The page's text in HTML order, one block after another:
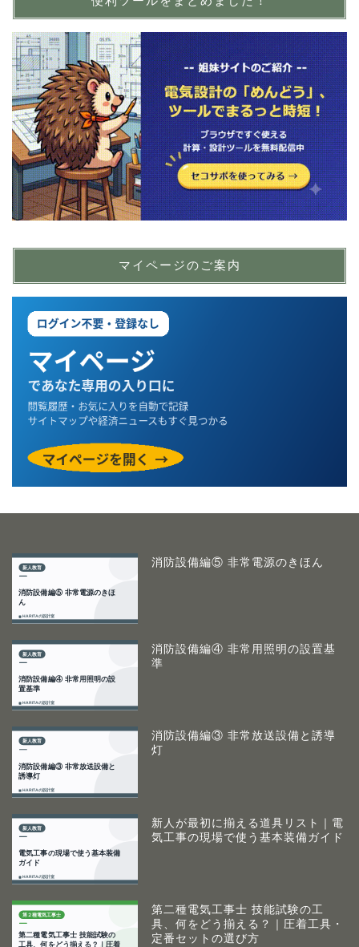
マイページのご案内
消防設備編⑤ 非常電源のきほん
消防設備編④ 非常用照明の設置基
準
消防設備編③ 非常放送設備と誘導
灯
新人が最初に揃える道具リスト｜電
気工事の現場で使う基本装備ガイド
第二種電気工事士 技能試験の工
具、何をどう揃える？｜圧着工具・
定番セットの選び方